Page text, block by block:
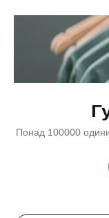
Понад 100000